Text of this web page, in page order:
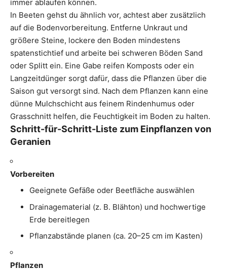
immer ablaufen können.
In Beeten gehst du ähnlich vor, achtest aber zusätzlich
auf die Bodenvorbereitung. Entferne Unkraut und
größere Steine, lockere den Boden mindestens
spatenstichtief und arbeite bei schweren Böden Sand
oder Splitt ein. Eine Gabe reifen Komposts oder ein
Langzeitdünger sorgt dafür, dass die Pflanzen über die
Saison gut versorgt sind. Nach dem Pflanzen kann eine
dünne Mulchschicht aus feinem Rindenhumus oder
Grasschnitt helfen, die Feuchtigkeit im Boden zu halten.
Schritt-für-Schritt-Liste zum Einpflanzen von
Geranien
Vorbereiten
Geeignete Gefäße oder Beetfläche auswählen
Drainagematerial (z. B. Blähton) und hochwertige
Erde bereitlegen
Pflanzabstände planen (ca. 20–25 cm im Kasten)
Pflanzen